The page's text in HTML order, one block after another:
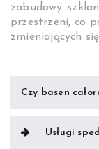
zabudowy
przestrzeni, co
zmieniających
Nawigacja
Czy basen
Usługi